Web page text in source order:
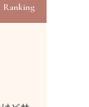
Ranking